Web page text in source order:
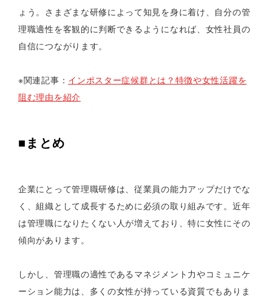
ょう。さまざまな研修によって知見を身に着け、自分の管
理職適性を客観的に判断できるようになれば、女性社員の
自信につながります。
※関連記事： インポスター症候群とは？特徴や女性活躍を
阻む理由を紹介
■まとめ
企業にとって管理職研修は、従業員の能力アップだけでな
く、組織として成長するために必須の取り組みです。近年
は管理職になりたくない人が増えており、特に女性にその
傾向があります。
しかし、管理職の適性であるマネジメント力やコミュニケ
ーション能力は、多くの女性が持っている資質でもありま